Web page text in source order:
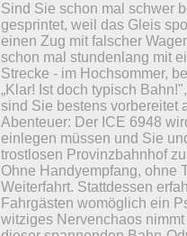
Sind Sie schon mal schwer
gesprintet, weil das Gleis
einen Zug mit falscher
schon mal stundenlang mit
Strecke - im Hochsommer,
„Klar! Ist doch typisch
sind Sie bestens vorbereitet
Abenteuer: Der ICE 6948
einlegen müssen und Sie
trostlosen Provinzbahnhof
Ohne Handyempfang, ohne
Weiterfahrt. Stattdessen
Fahrgästen womöglich ein
witziges Nervenchaos